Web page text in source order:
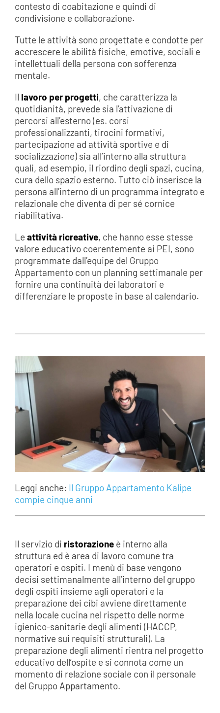
contesto di coabitazione e quindi di
condivisione e collaborazione.
Tutte le attività sono progettate e condotte per
accrescere le abilità fisiche, emotive, sociali e
intellettuali della persona con sofferenza
mentale.
Il lavoro per progetti, che caratterizza la
quotidianità, prevede sia l’attivazione di
percorsi all’esterno (es. corsi
professionalizzanti, tirocini formativi,
partecipazione ad attività sportive e di
socializzazione) sia all’interno alla struttura
quali, ad esempio, il riordino degli spazi, cucina,
cura dello spazio esterno. Tutto ciò inserisce la
persona all’interno di un programma integrato e
relazionale che diventa di per sé cornice
riabilitativa.
Le attività ricreative, che hanno esse stesse
valore educativo coerentemente ai PEI, sono
programmate dall’equipe del Gruppo
Appartamento con un planning settimanale per
fornire una continuità dei laboratori e
differenziare le proposte in base al calendario.
Leggi anche: Il Gruppo Appartamento Kalipe
compie cinque anni
Il servizio di ristorazioneè interno alla
struttura ed è area di lavoro comune tra
operatori e ospiti. I menù di base vengono
decisi settimanalmente all’interno del gruppo
degli ospiti insieme agli operatori e la
preparazione dei cibi avviene direttamente
nella locale cucina nel rispetto delle norme
igienico-sanitarie degli alimenti (HACCP,
normative sui requisiti strutturali). La
preparazione degli alimenti rientra nel progetto
educativo dell’ospite e si connota come un
momento di relazione sociale con il personale
del Gruppo Appartamento.